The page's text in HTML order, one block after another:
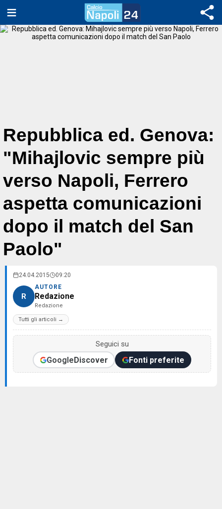
Repubblica ed. Genova:
"Mihajlovic sempre più
verso Napoli, Ferrero
aspetta comunicazioni
dopo il match del San
Paolo"
24.04.2015 09:20
R
AUTORE
Redazione
Redazione
Tutti gli articoli →
Seguici su
GoogleDiscover Fonti preferite